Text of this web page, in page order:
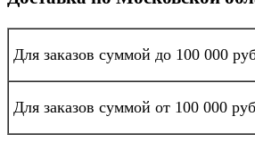
Для заказов суммой до 100 000
Для заказов суммой от 100 000